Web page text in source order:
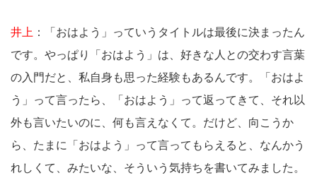
井上 ：「おはよう」っていうタイトルは最後に決まったん
です。やっぱり「おはよう」は、好きな人との交わす言葉
の入門だと、私自身も思った経験もあるんです。「おはよ
う」って言ったら、「おはよう」って返ってきて、それ以
外も言いたいのに、何も言えなくて。だけど、向こうか
ら、たまに「おはよう」って言ってもらえると、なんかう
れしくて、みたいな、そういう気持ちを書いてみました。